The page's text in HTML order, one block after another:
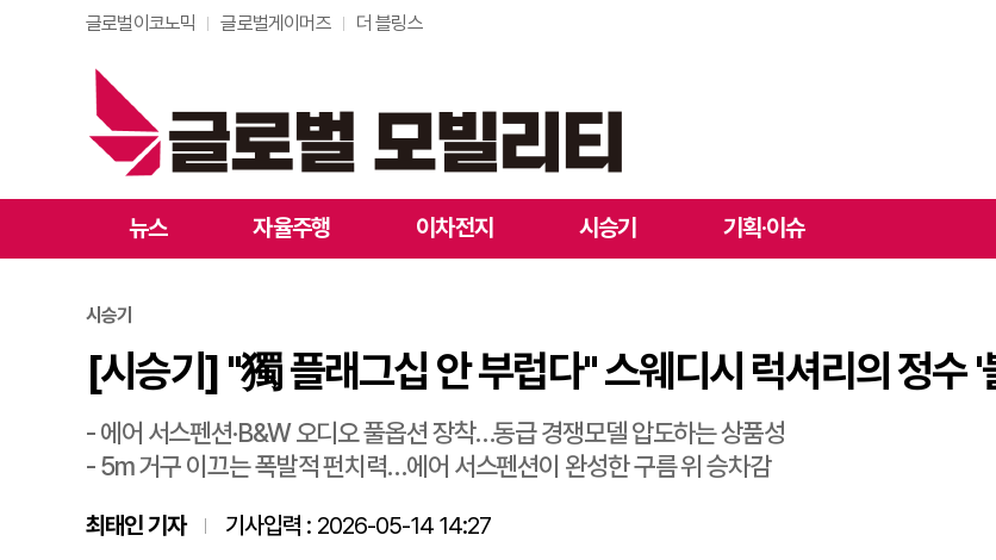
글로벌이코노믹 글로벌게이머즈 더 블링스
뉴스 자율주행 이차전지 시승기 기획·이슈
[시승기] "獨 플래그십 안 부럽다" 스웨디시 럭셔리의 정수 '볼보 S90 T8 AWD 울
시승기
[시승기] "獨 플래그십 안 부럽다" 스웨디시 럭셔리의 정
- 에어 서스펜션·B&W 오디오 풀옵션 장착…동급 경쟁모델 압도하는 상품성
- 5m 거구 이끄는 폭발적 펀치력…에어 서스펜션이 완성한 구름 위 승차감
최태인 기자 기사입력 : 2026-05-14 14:27